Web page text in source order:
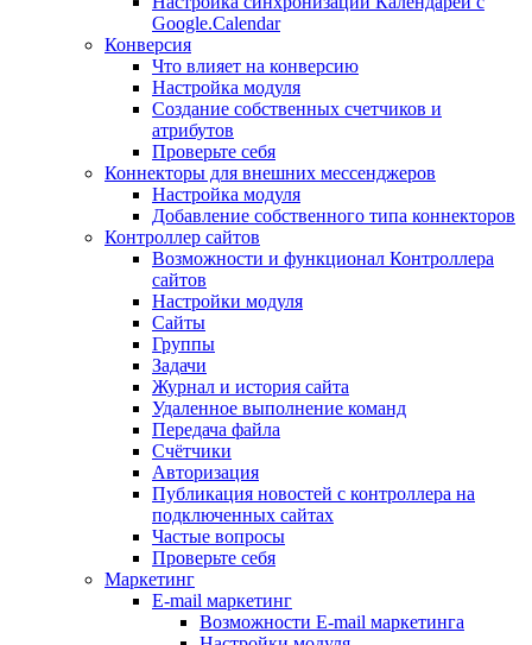
Google.Calendar
Конверсия
Что влияет на конверсию
Настройка модуля
Создание собственных счетчиков и
атрибутов
Проверьте себя
Коннекторы для внешних мессенджеров
Настройка модуля
Добавление собственного типа коннекторов
Контроллер сайтов
Возможности и функционал Контроллера
сайтов
Настройки модуля
Сайты
Группы
Задачи
Журнал и история сайта
Удаленное выполнение команд
Передача файла
Счётчики
Авторизация
Публикация новостей с контроллера на
подключенных сайтах
Частые вопросы
Проверьте себя
Маркетинг
E-mail маркетинг
Возможности E-mail маркетинга